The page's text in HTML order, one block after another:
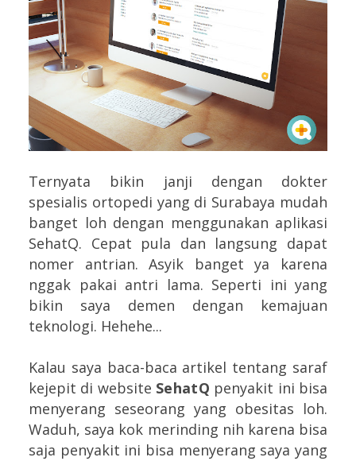
Ternyata bikin janji dengan dokter
spesialis ortopedi yang di Surabaya mudah
banget loh dengan menggunakan aplikasi
SehatQ. Cepat pula dan langsung dapat
nomer antrian. Asyik banget ya karena
nggak pakai antri lama. Seperti ini yang
bikin saya demen dengan kemajuan
teknologi. Hehehe...
Kalau saya baca-baca artikel tentang saraf
kejepit di website SehatQ penyakit ini bisa
menyerang seseorang yang obesitas loh.
Waduh, saya kok merinding nih karena bisa
saja penyakit ini bisa menyerang saya yang